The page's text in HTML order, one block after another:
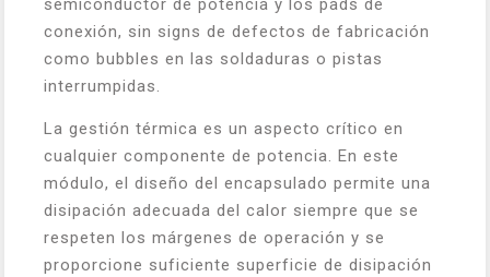
semiconductor de potencia y los pads de
conexión, sin signs de defectos de fabricación
como bubbles en las soldaduras o pistas
interrumpidas.
La gestión térmica es un aspecto crítico en
cualquier componente de potencia. En este
módulo, el diseño del encapsulado permite una
disipación adecuada del calor siempre que se
respeten los márgenes de operación y se
proporcione suficiente superficie de disipación